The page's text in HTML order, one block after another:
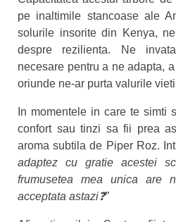
pe inaltimile stancoase ale
solurile insorite din Kenya,
despre rezilienta. Ne
necesare pentru a ne adapta,
oriunde ne-ar purta valurile
In momentele in care te simti
confort sau tinzi sa fii prea
aroma subtila de Piper Roz.
adaptez cu gratie acestei
frumusetea mea unica are
acceptata astazi❓”